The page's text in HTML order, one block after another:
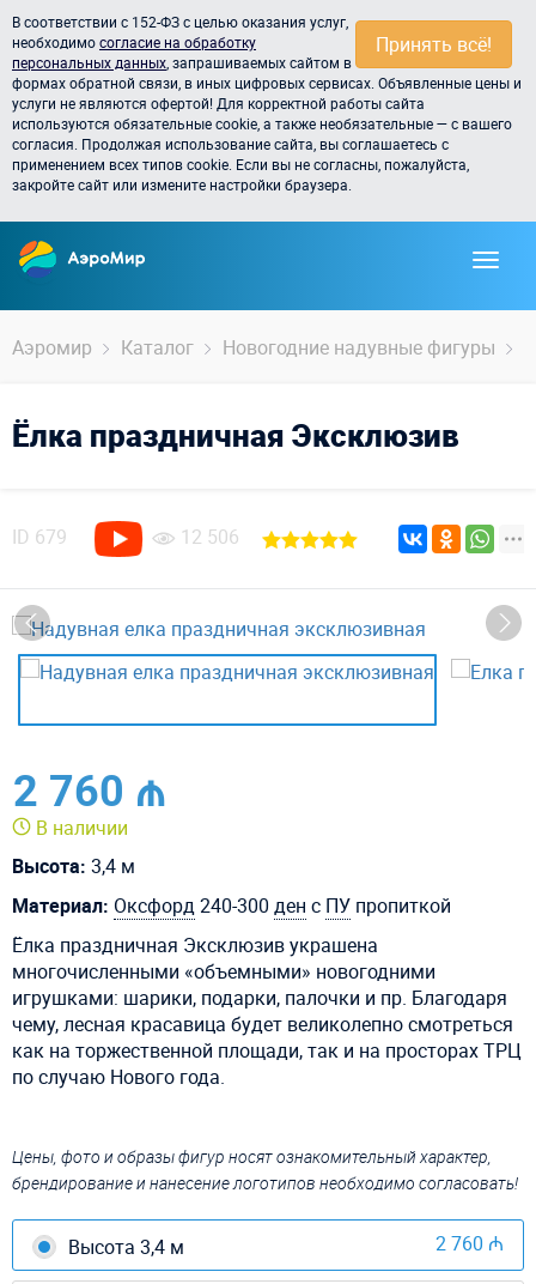
Принять всё!
В соответствии с 152-ФЗ с целью оказания услуг,
необходимосогласие на обработку
персональных данных , запрашиваемых сайтом в
формах обратной связи, в иных цифровых сервисах. Объявленные цены и
услуги не являются офертой! Для корректной работы сайта
используются обязательные cookie, а также необязательные — с вашего
согласия. Продолжая использование сайта, вы соглашаетесь с
применением всех типов cookie. Если вы не согласны, пожалуйста,
закройте сайт или измените настройки браузера.
Аэромир Каталог Новогодние надувные фигуры
Ёлка праздничная Эксклюзив
ID 679 12 506
2 760 ₼
В наличии
Высота: 3,4 м
Материал: Оксфорд240-300 ден с ПУ пропиткой
Ёлка праздничная Эксклюзив украшена
многочисленными «объемными» новогодними
игрушками: шарики, подарки, палочки и пр. Благодаря
чему, лесная красавица будет великолепно смотреться
как на торжественной площади, так и на просторах ТРЦ
по случаю Нового года.
Цены, фото и образы фигур носят ознакомительный характер,
брендирование и нанесение логотипов необходимо согласовать!
Высота 3,4 м 2 760 ₼